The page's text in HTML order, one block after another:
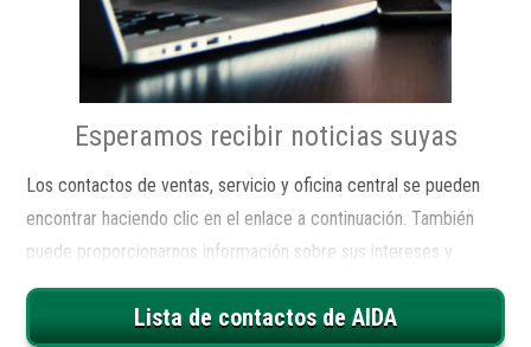
Esperamos recibir noticias suyas
Los contactos de ventas, servicio y oficina central se pueden
encontrar haciendo clic en el enlace a continuación. También
puede proporcionarnos información sobre sus intereses y
requisitos completando nuestroformulario en línea..
Lista de contactos de AIDA